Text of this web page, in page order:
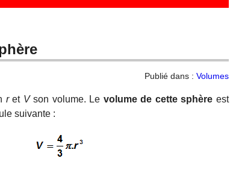
Publié dans : Volumes
ret Vson volume. Le volume de cette sphère est
suivante :